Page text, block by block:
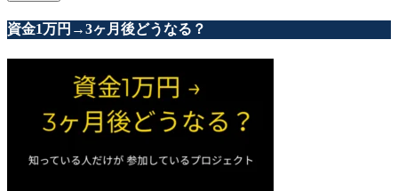
資金1万円→3ヶ月後どうなる？